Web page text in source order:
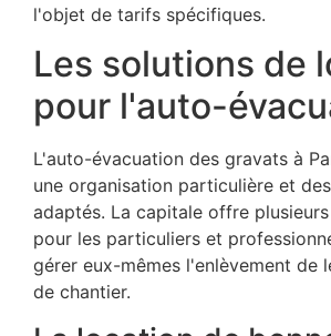
l'objet de tarifs spécifiques.
Les solutions de
pour l'auto-
L'auto-évacuation des gravats à
une organisation particulière et
adaptés. La capitale offre
pour les particuliers et
gérer eux-mêmes l'enlèvement de
de chantier.